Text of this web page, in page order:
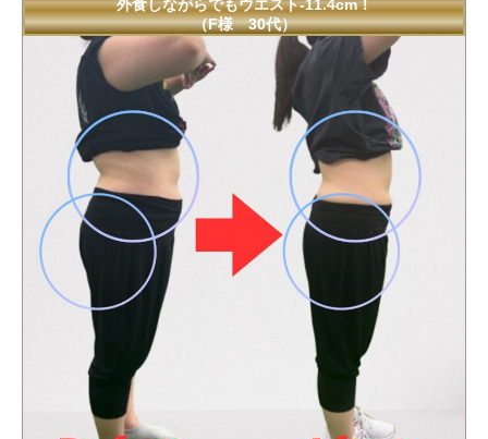
外食しながらでもウエスト-11.4cm！
（F様 30代）